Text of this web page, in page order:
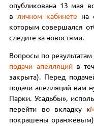
опубликована 13 мая
вличном кабинете на
которым совершался
следите за новостями.
Вопросы по
подачи апелляцийв
закрыта). Перед
подачи апелляций вам
Парки. Усадьбы»,
перейти во вкладку «
покрашены